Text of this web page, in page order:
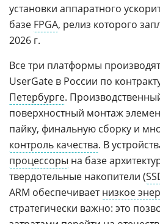
установки аппаратного
базе FPGA, релиз которого
2026 г.
Все три платформы
UserGate в России по
Петербурге.
поверхностный монтаж
пайку, финальную сборку и
контроль качества. В
процессоры на базе
твердотельные накопители (
ARM обеспечиваетнизкое
стратегически важно: это